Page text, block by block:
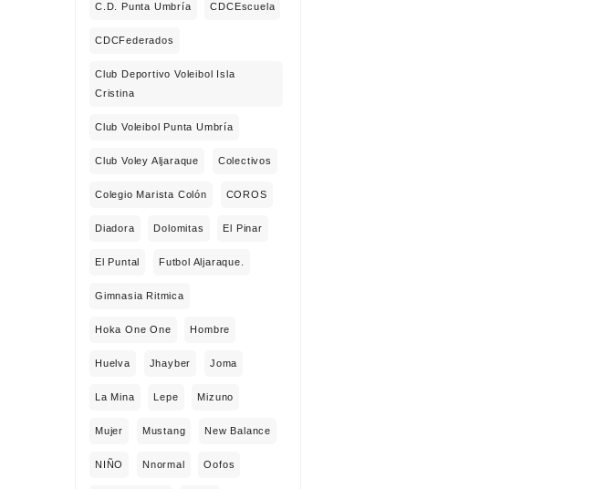
C.D. Punta Umbría CDCEscuela
CDCFederados
Club Deportivo Voleibol Isla
Cristina
Club Voleibol Punta Umbría
Club Voley Aljaraque Colectivos
Colegio Marista Colón COROS
Diadora Dolomitas El Pinar
El Puntal Futbol Aljaraque.
Gimnasia Ritmica
Hoka One One Hombre
Huelva Jhayber Joma
La Mina Lepe Mizuno
Mujer Mustang New Balance
NIÑO Nnormal Oofos